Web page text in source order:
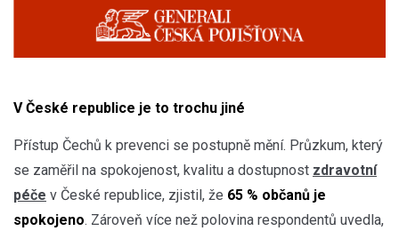
V České republice je to trochu jiné
Přístup Čechů k prevenci se postupně mění. Průzkum, který
se zaměřil na spokojenost, kvalitu a dostupnost zdravotní
péče v České republice, zjistil, že 65 % občanů je
spokojeno. Zároveň více než polovina respondentů uvedla,